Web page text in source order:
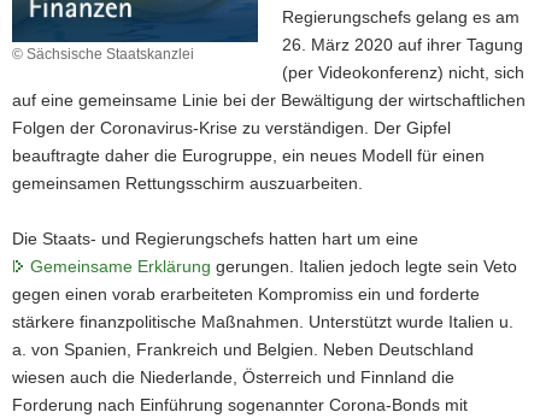
© Sächsische Staatskanzlei
Regierungschefs gelang es am
26. März 2020 auf ihrer Tagung
(per Videokonferenz) nicht, sich
auf eine gemeinsame Linie bei der Bewältigung der wirtschaftlichen
Folgen der Coronavirus-Krise zu verständigen. Der Gipfel
beauftragte daher die Eurogruppe, ein neues Modell für einen
gemeinsamen Rettungsschirm auszuarbeiten.
Die Staats- und Regierungschefs hatten hart um eine
Gemeinsame Erklärung gerungen. Italien jedoch legte sein Veto
gegen einen vorab erarbeiteten Kompromiss ein und forderte
stärkere finanzpolitische Maßnahmen. Unterstützt wurde Italien u.
a. von Spanien, Frankreich und Belgien. Neben Deutschland
wiesen auch die Niederlande, Österreich und Finnland die
Forderung nach Einführung sogenannter Corona-Bonds mit